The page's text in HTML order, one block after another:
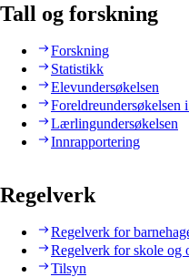
Tall og forskning
Forskning
Statistikk
Elevundersøkelsen
Foreldreundersøkelsen
Lærlingundersøkelsen
Innrapportering
Regelverk
Regelverk for
Regelverk for skole og
Tilsyn